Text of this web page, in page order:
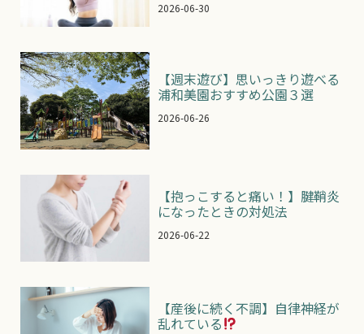
2026-06-30
【週末遊び】思いっきり遊べる
浦和美園おすすめ公園３選
2026-06-26
【抱っこすると痛い！】腱鞘炎
になったときの対処法
2026-06-22
【産後に続く不調】自律神経が
乱れている